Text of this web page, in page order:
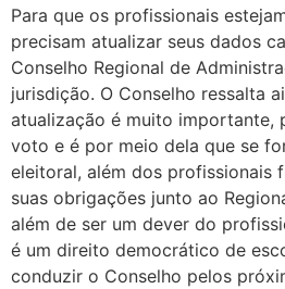
Para que os profissionais
precisam atualizar seus dados
Conselho Regional de
jurisdição. O Conselho ressalta
atualização é muito importante,
voto e é por meio dela que se
eleitoral, além dos profissionais
suas obrigações junto ao
além de ser um dever do
é um direito democrático de
conduzir o Conselho pelos